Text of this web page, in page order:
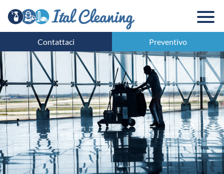
Contattaci Preventivo